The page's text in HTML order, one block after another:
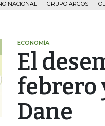
NACIONAL GRUPO ARGOS
ECONOMÍA
El
febrero
Dane